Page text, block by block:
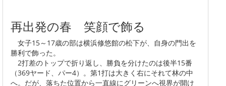
再出発の春 笑顔で飾る
女子15～17歳の部は横浜修悠館の松下が、自身の門出を
勝利で飾った。
2打差のトップで折り返し、勝負を分けたのは後半15番
（369ヤード、パー4）。第1打は大きく右にそれて林の中
へ。だが、落ちた位置から一直線にグリーンへ視界が開け